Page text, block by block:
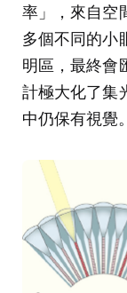
率」，來自空
多個不同的小
明區，最終會
計極大化了集
中仍保有視覺。